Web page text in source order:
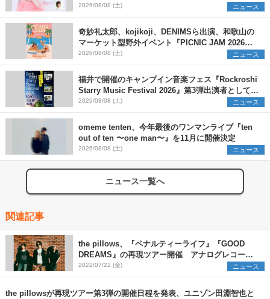
2026/08/08 (土) ニュース
奇妙礼太郎、kojikoji、DENIMSら出演、和歌山の
マーケット型野外イベント『PICNIC JAM 2026』
早割チケット発売開始
2026/08/08 (土) ニュース
福井で開催のキャンプイン音楽フェス『Rockroshi
Starry Music Festival 2026』第3弾出演者として
SCOOBIE DO、かりゆし58、Reiを発表
2026/08/08 (土) ニュース
omeme tenten、今年最後のワンマンライブ『ten
out of ten 〜one man〜』を11月に開催決定
2026/08/08 (土) ニュース
ニュース一覧へ
関連記事
the pillows、『ペナルティーライフ』『GOOD
DREAMS』の再現ツアー開催 アナログレコード
化も決定
2022/07/22 (金) ニュース
the pillowsが再現ツアー第3弾の開催日程を発表、ユニゾン田淵智也と